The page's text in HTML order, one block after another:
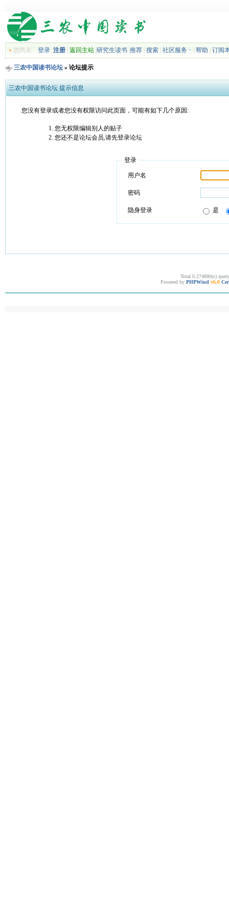
»您尚未 登录 注册| 返回主站| 研究生读书| 推荐| 搜索| 社区服务 帮助 订阅
三农中国读书论坛» 论坛提示
三农中国读书论坛 提示信息
您没有登录或者您没有权限访问此页面，可能有如下几个原因:
您无权限编辑别人的贴子
您还不是论坛会员,请先登录论坛
登录
用户名
密码
隐身登录 是
Total 0.274880(s)
Powered by PHPWind v6.0